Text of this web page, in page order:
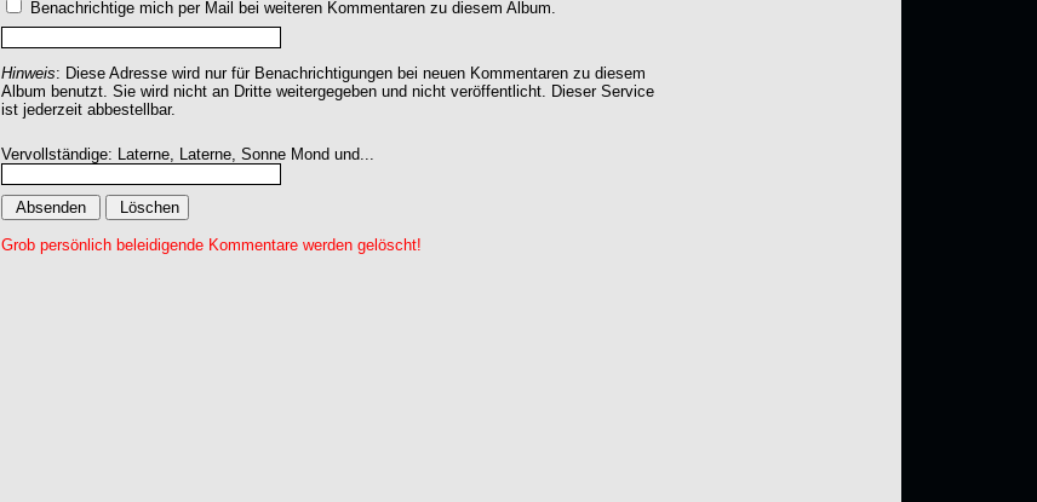
Benachrichtige mich per Mail bei weiteren Kommentaren zu diesem Album.
Hinweis: Diese Adresse wird nur für Benachrichtigungen bei neuen Kommentaren zu diesem
Album benutzt. Sie wird nicht an Dritte weitergegeben und nicht veröffentlicht. Dieser Service
ist jederzeit abbestellbar.
Vervollständige: Laterne, Laterne, Sonne Mond und...
Grob persönlich beleidigende Kommentare werden gelöscht!